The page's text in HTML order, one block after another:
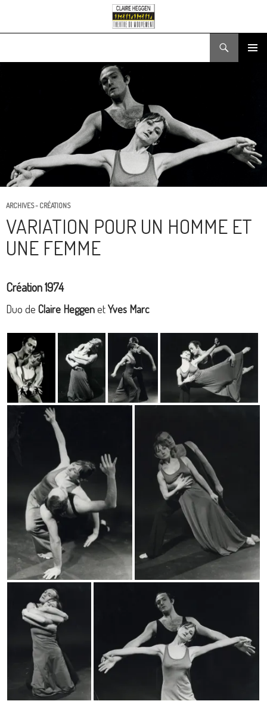
ARCHIVES - CRÉATIONS
VARIATION POUR UN HOMME ET
UNE FEMME
Création 1974
Duo de Claire HeggenetYves Marc